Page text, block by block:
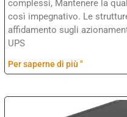
complessi, Mantenere la
così impegnativo. Le
affidamento sugli
UPS
Per saperne di più "